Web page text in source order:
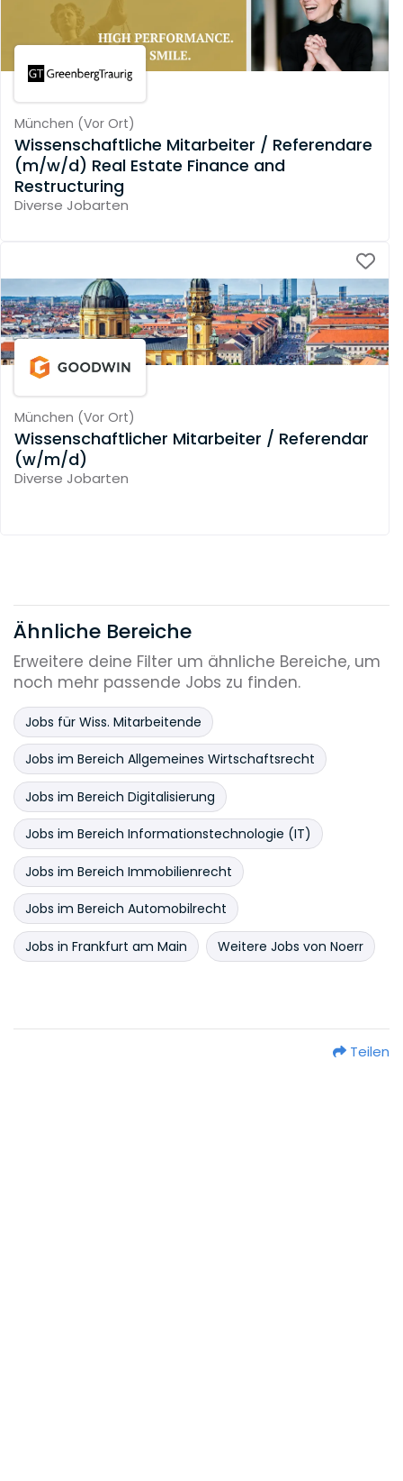
München (Vor Ort)
Wissenschaftliche Mitarbeiter / Referendare
(m/w/d) Real Estate Finance and
Restructuring
Diverse Jobarten
München (Vor Ort)
Wissenschaftlicher Mitarbeiter / Referendar
(w/m/d)
Diverse Jobarten
Ähnliche Bereiche
Erweitere deine Filter um ähnliche Bereiche, um
noch mehr passende Jobs zu finden.
Jobs für Wiss. Mitarbeitende
Jobs im Bereich Allgemeines Wirtschaftsrecht
Jobs im Bereich Digitalisierung
Jobs im Bereich Informationstechnologie (IT)
Jobs im Bereich Immobilienrecht
Jobs im Bereich Automobilrecht
Jobs in Frankfurt am Main Weitere Jobs von Noerr
Teilen